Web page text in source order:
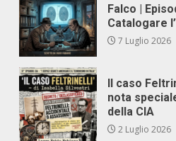
Falco |
Catalogare
7 Luglio 2026
Il caso
nota
della CIA
2 Luglio 2026